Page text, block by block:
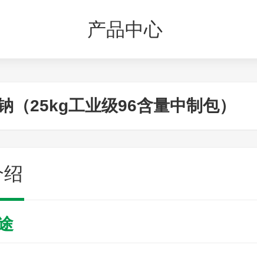
产品中心
（25kg工业级96含量中制包）